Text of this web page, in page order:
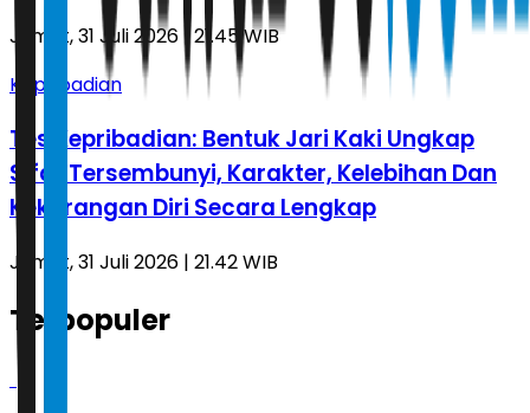
Jumat, 31 Juli 2026 | 21.45 WIB
Kepribadian
Tes Kepribadian: Bentuk Jari Kaki Ungkap
Sifat Tersembunyi, Karakter, Kelebihan Dan
Kekurangan Diri Secara Lengkap
Jumat, 31 Juli 2026 | 21.42 WIB
Terpopuler